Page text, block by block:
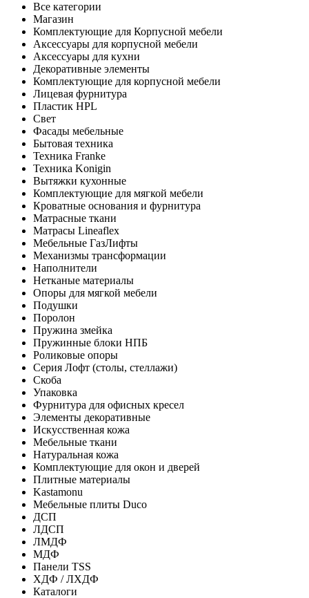
Все категории
Магазин
Комплектующие для Корпусной мебели
Аксессуары для корпусной мебели
Аксессуары для кухни
Декоративные элементы
Комплектующие для корпусной мебели
Лицевая фурнитура
Пластик HPL
Свет
Фасады мебельные
Бытовая техника
Техника Franke
Техника Konigin
Вытяжки кухонные
Комплектующие для мягкой мебели
Кроватные основания и фурнитура
Матрасные ткани
Матрасы Lineaflex
Мебельные ГазЛифты
Механизмы трансформации
Наполнители
Нетканые материалы
Опоры для мягкой мебели
Подушки
Поролон
Пружина змейка
Пружинные блоки НПБ
Роликовые опоры
Серия Лофт (столы, стеллажи)
Скоба
Упаковка
Фурнитура для офисных кресел
Элементы декоративные
Искусственная кожа
Мебельные ткани
Натуральная кожа
Комплектующие для окон и дверей
Плитные материалы
Kastamonu
Мебельные плиты Duco
ДСП
ЛДСП
ЛМДФ
МДФ
Панели TSS
ХДФ / ЛХДФ
Каталоги